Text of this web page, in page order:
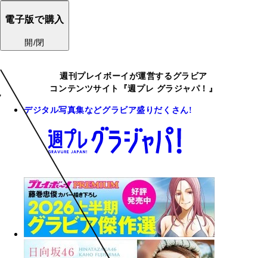
電子版で購入
開/閉
週刊プレイボーイが運営するグラビア
コンテンツサイト『週プレ グラジャパ！』
デジタル写真集などグラビア盛りだくさん!